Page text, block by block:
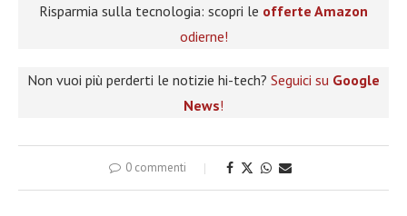
Risparmia sulla tecnologia: scopri le offerte Amazon
odierne!
Non vuoi più perderti le notizie hi-tech? Seguici su Google
News!
0 commenti